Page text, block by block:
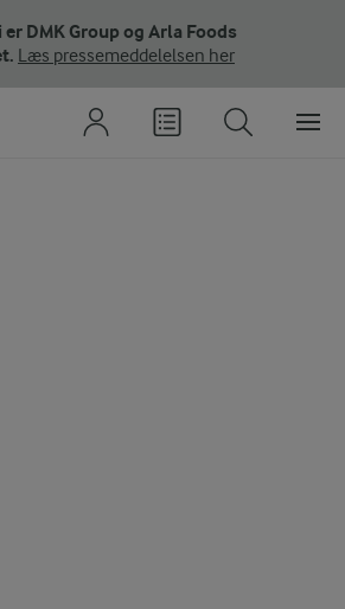
er DMK Group og Arla Foods
Læs pressemeddelelsen her